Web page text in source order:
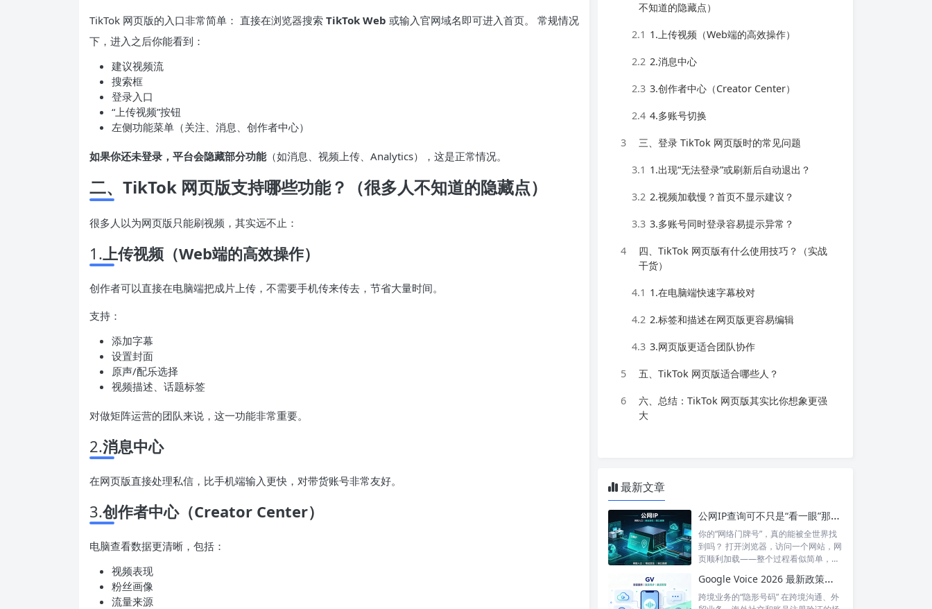
TikTok 网页版的入口非常简单： 直接在浏览器搜索 TikTok Web 或输入官网域名即可进入首页。 常规情况
下，进入之后你能看到：
建议视频流
搜索框
登录入口
“上传视频”按钮
左侧功能菜单（关注、消息、创作者中心）
如果你还未登录，平台会隐藏部分功能（如消息、视频上传、Analytics），这是正常情况。
二、TikTok 网页版支持哪些功能？（很多人不知道的隐藏点）
很多人以为网页版只能刷视频，其实远不止：
1.上传视频（Web端的高效操作）
创作者可以直接在电脑端把成片上传，不需要手机传来传去，节省大量时间。
支持：
添加字幕
设置封面
原声/配乐选择
视频描述、话题标签
对做矩阵运营的团队来说，这一功能非常重要。
2.消息中心
在网页版直接处理私信，比手机端输入更快，对带货账号非常友好。
3.创作者中心（Creator Center）
电脑查看数据更清晰，包括：
视频表现
粉丝画像
流量来源
不知道的隐藏点）
2.1 1.上传视频（Web端的高效操作）
2.2 2.消息中心
2.3 3.创作者中心（Creator Center）
2.4 4.多账号切换
3 三、登录 TikTok 网页版时的常见问题
3.1 1.出现“无法登录”或刷新后自动退出？
3.2 2.视频加载慢？首页不显示建议？
3.3 3.多账号同时登录容易提示异常？
4
四、TikTok 网页版有什么使用技巧？（实战
干货）
4.1 1.在电脑端快速字幕校对
4.2 2.标签和描述在网页版更容易编辑
4.3 3.网页版更适合团队协作
5 五、TikTok 网页版适合哪些人？
6
六、总结：TikTok 网页版其实比你想象更强
大
最新文章
公网IP查询可不只是“看一眼”那么简单！如何保护你的网络身份？
你的“网络门牌号”，真的能被全世界找
到吗？ 打开浏览器，访问一个网站，网
页顺利加载——整个过程看似简单，但
Google Voice 2026 最新政策解读：付费订阅、Gemini 纪要、实名认证——GV的变与不变
跨境业务的“隐形号码” 在跨境沟通、外